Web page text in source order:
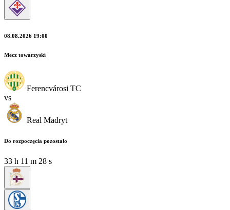
08.08.2026 19:00
Mecz towarzyski
Ferencvárosi TC
vs
Real Madryt
Do rozpoczęcia pozostało
33 h 11 m 26 s